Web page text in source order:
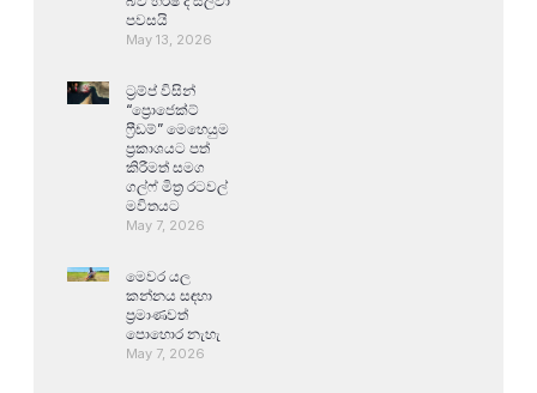
පවසයි
May 13, 2026
ට්‍රම්ප් විසින්
“ප්‍රොජෙක්ට්
ෆ්‍රීඩම්” මෙහෙයුම
ප්‍රකාශයට පත්
කිරීමත් සමග
ගල්ෆ් මිත්‍ර රටවල්
මවිතයට
May 7, 2026
මෙවර යල
කන්නය සඳහා
ප්‍රමාණවත්
පොහොර නැහැ
May 7, 2026